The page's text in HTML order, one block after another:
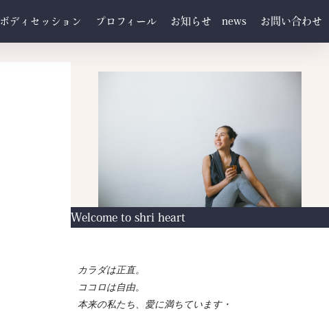
ボディセッション プロフィール お知らせ news お問い合わせ
Welcome to shri heart
カラダは正直。
ココロは自由。
本来の私たち、愛に満ちています・